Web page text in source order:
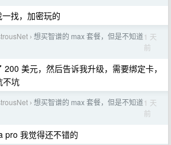
找，加密玩的
› 想买智谱的 max 套餐，但是不知道1 天
前
200 美元，然后告诉我升级，需要绑定卡，
不坑
› 想买智谱的 max 套餐，但是不知道1 天
前
pro 我觉得还不错的